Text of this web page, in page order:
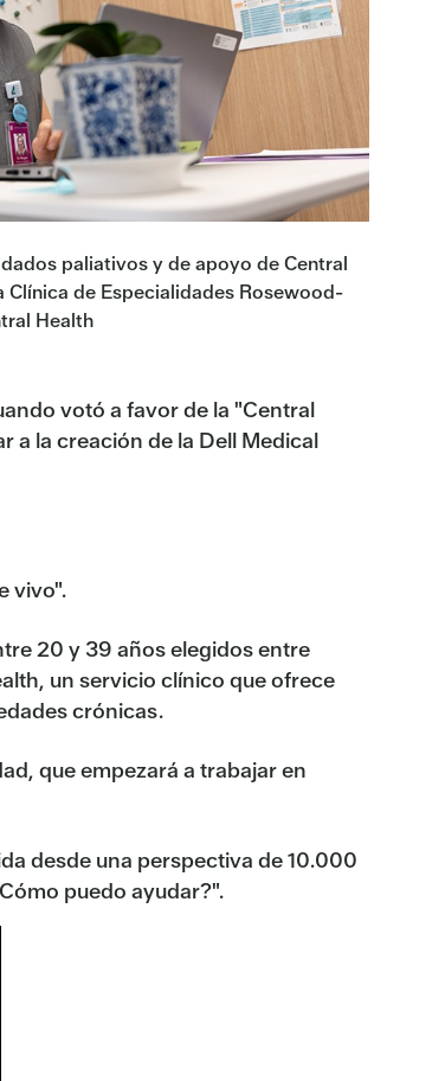
paliativos y de apoyo de Central
de Especialidades Rosewood-
Health
votó a favor de la "Central
a la creación de la Dell Medical
vivo".
20 y 39 años elegidos entre
un servicio clínico que ofrece
crónicas.
que empezará a trabajar en
desde una perspectiva de 10.000
puedo ayudar?".